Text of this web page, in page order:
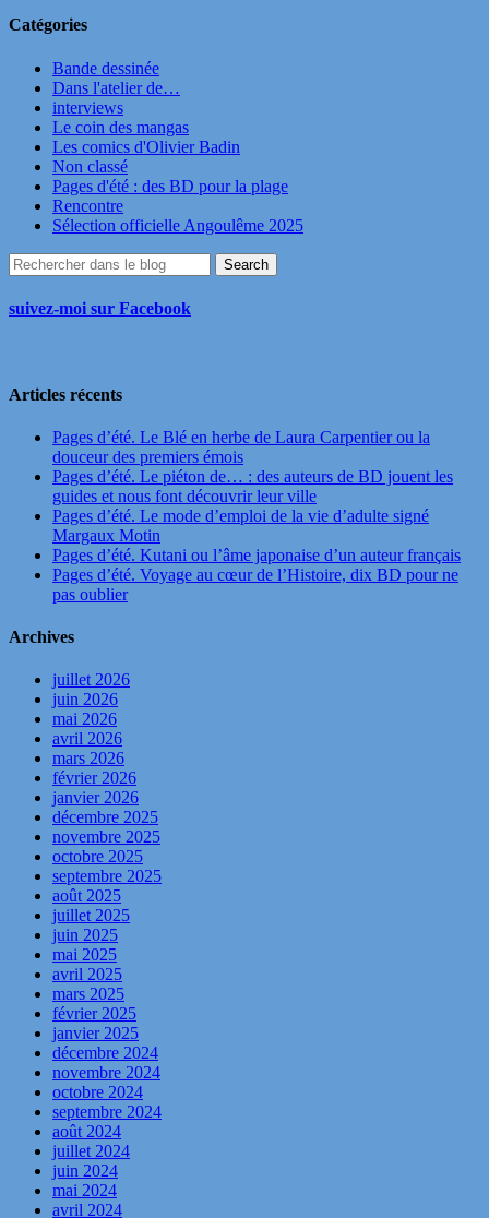
Catégories
Bande dessinée
Dans l'atelier de…
interviews
Le coin des mangas
Les comics d'Olivier Badin
Non classé
Pages d'été : des BD pour la plage
Rencontre
Sélection officielle Angoulême 2025
suivez-moi sur Facebook
Articles récents
Pages d’été. Le Blé en herbe de Laura Carpentier ou la
douceur des premiers émois
Pages d’été. Le piéton de… : des auteurs de BD jouent les
guides et nous font découvrir leur ville
Pages d’été. Le mode d’emploi de la vie d’adulte signé
Margaux Motin
Pages d’été. Kutani ou l’âme japonaise d’un auteur français
Pages d’été. Voyage au cœur de l’Histoire, dix BD pour ne
pas oublier
Archives
juillet 2026
juin 2026
mai 2026
avril 2026
mars 2026
février 2026
janvier 2026
décembre 2025
novembre 2025
octobre 2025
septembre 2025
août 2025
juillet 2025
juin 2025
mai 2025
avril 2025
mars 2025
février 2025
janvier 2025
décembre 2024
novembre 2024
octobre 2024
septembre 2024
août 2024
juillet 2024
juin 2024
mai 2024
avril 2024